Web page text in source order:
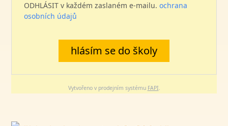
ODHLÁSIT v každém zaslaném e-mailu.ochrana
osobních údajů
hlásím se do školy
Vytvořeno v prodejním systému FAPI